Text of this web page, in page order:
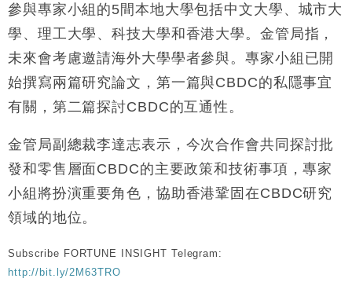
13:44
財經｜內地7月美元計價出口增近24%勝預期 貿易順
差達1125億美元
12:44
財經｜日本春季三度入市撐日圓 4月單日斥6.28萬億
日圓干預創新高
11:12
國際｜特朗普料美伊戰事快結束 承認部分彈藥庫存緊
張
參與專家小組的5間本地大學包括中文大學、城市大
學、理工大學、科技大學和香港大學。金管局指，
未來會考慮邀請海外大學學者參與。專家小組已開
始撰寫兩篇研究論文，第一篇與CBDC的私隱事宜
有關，第二篇探討CBDC的互通性。
金管局副總裁李達志表示，今次合作會共同探討批
發和零售層面CBDC的主要政策和技術事項，專家
小組將扮演重要角色，協助香港鞏固在CBDC研究
領域的地位。
Subscribe FORTUNE INSIGHT Telegram:
http://bit.ly/2M63TRO